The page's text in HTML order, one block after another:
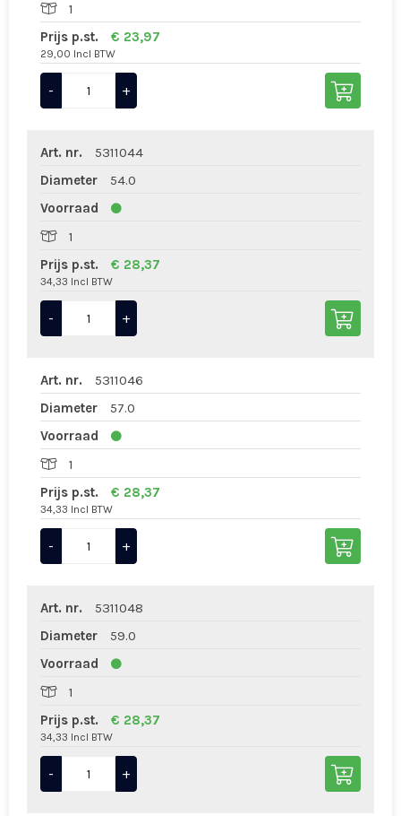
1
Prijs p.st.
€ 23,97
29,00 Incl BTW
- +
Art. nr.
5311044
Diameter
54.0
Voorraad
1
Prijs p.st.
€ 28,37
34,33 Incl BTW
- +
Art. nr.
5311046
Diameter
57.0
Voorraad
1
Prijs p.st.
€ 28,37
34,33 Incl BTW
- +
Art. nr.
5311048
Diameter
59.0
Voorraad
1
Prijs p.st.
€ 28,37
34,33 Incl BTW
- +